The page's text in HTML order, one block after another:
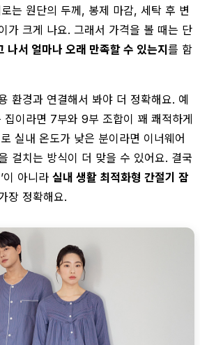
는 원단의 두께, 봉제 마감, 세탁 후 변
가 크게 나요. 그래서 가격을 볼 때는 단
나서 얼마나 오래 만족할 수 있는지를 함
환경과 연결해서 봐야 더 정확해요. 예
이라면 7부와 9부 조합이 꽤 쾌적하게
실내 온도가 낮은 분이라면 이너웨어
걸치는 방식이 더 맞을 수 있어요. 결국
이 아니라 실내 생활 최적화형 간절기 잠
장 정확해요.